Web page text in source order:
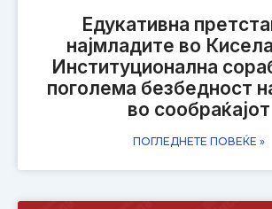
Едукативна
најмладите во
Институционална
поголема безбедност
во сообраќајот
ПОГЛЕДНЕТЕ ПОВЕЌЕ »